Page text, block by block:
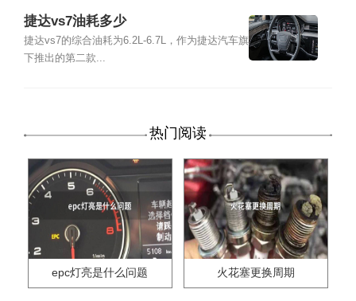
捷达vs7油耗多少
捷达vs7的综合油耗为6.2L-6.7L，作为捷达汽车旗
下推出的第二款...
热门阅读
epc灯亮是什么问题 火花塞更换周期